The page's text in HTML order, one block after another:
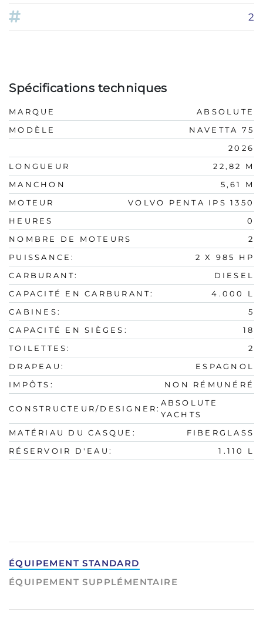
2
Spécifications techniques
MARQUE
ABSOLUTE
MODÈLE
NAVETTA 75
2026
LONGUEUR
22,82 M
MANCHON
5,61 M
MOTEUR
VOLVO PENTA IPS 1350
HEURES
0
NOMBRE DE MOTEURS
2
PUISSANCE:
2 X 985 HP
CARBURANT:
DIESEL
CAPACITÉ EN CARBURANT:
4.000 L
CABINES:
5
CAPACITÉ EN SIÈGES:
18
TOILETTES:
2
DRAPEAU:
ESPAGNOL
IMPÔTS:
NON RÉMUNÉRÉ
CONSTRUCTEUR/DESIGNER:
ABSOLUTE
YACHTS
MATÉRIAU DU CASQUE:
FIBERGLASS
RÉSERVOIR D'EAU:
1.110 L
ÉQUIPEMENT STANDARD
ÉQUIPEMENT SUPPLÉMENTAIRE